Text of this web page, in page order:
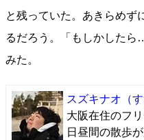
と残っていた。あきらめず
るだろう。「もしかした
みた。
スズキナオ （
大阪在住のフ
日昼間の散歩